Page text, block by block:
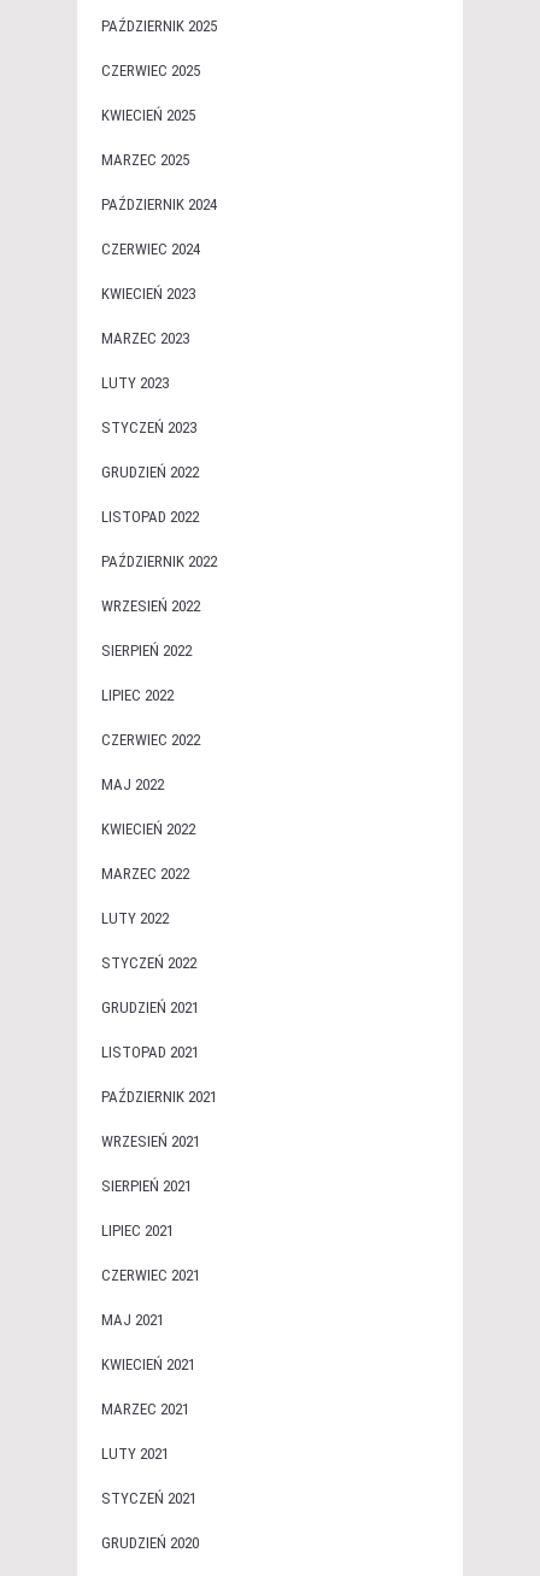
PAŹDZIERNIK 2025
CZERWIEC 2025
KWIECIEŃ 2025
MARZEC 2025
PAŹDZIERNIK 2024
CZERWIEC 2024
KWIECIEŃ 2023
MARZEC 2023
LUTY 2023
STYCZEŃ 2023
GRUDZIEŃ 2022
LISTOPAD 2022
PAŹDZIERNIK 2022
WRZESIEŃ 2022
SIERPIEŃ 2022
LIPIEC 2022
CZERWIEC 2022
MAJ 2022
KWIECIEŃ 2022
MARZEC 2022
LUTY 2022
STYCZEŃ 2022
GRUDZIEŃ 2021
LISTOPAD 2021
PAŹDZIERNIK 2021
WRZESIEŃ 2021
SIERPIEŃ 2021
LIPIEC 2021
CZERWIEC 2021
MAJ 2021
KWIECIEŃ 2021
MARZEC 2021
LUTY 2021
STYCZEŃ 2021
GRUDZIEŃ 2020